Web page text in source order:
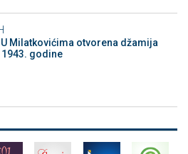
Milatkovićima otvorena džamija
godine